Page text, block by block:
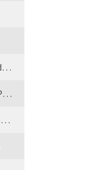
Google släpper ny Home-högtalare laddad med Gemini
Test: Soundcore Liberty 5 Pro och Liberty Pro Max
Alienware släpper 39-tums skärm med 5K-upplösning